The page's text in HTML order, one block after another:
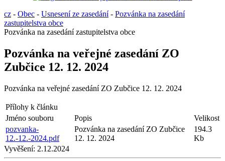
cz - Obec - Usnesení ze zasedání- Pozvánka na zasedání
zastupitelstva obce
Pozvánka na zasedání zastupitelstva obce
Pozvánka na veřejné zasedání ZO
Zubčice 12. 12. 2024
Pozvánka na veřejné zasedání ZO Zubčice 12. 12. 2024
Přílohy k článku
Jméno souboru
Popis
Velikost
pozvanka-
12.-12.-2024.pdf
Pozvánka na zasedání ZO Zubčice
12. 12. 2024
194.3
Kb
Vyvěšení: 2.12.2024